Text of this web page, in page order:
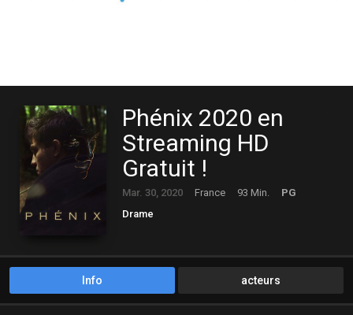
Phénix 2020 en
Streaming HD
Gratuit !
Mar. 30, 2020 France 93 Min.
PG
Drame
Info acteurs